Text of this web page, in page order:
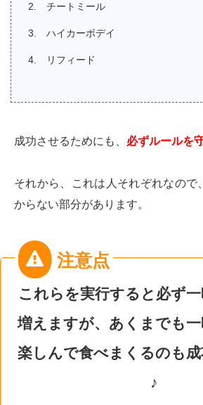
チートミール
ハイカーボデイ
リフィード
成功させるためにも、 必ずルールを
それから、これは人それぞれなので
からない部分があります。
これらを実行すると必ず
増えますが、あくまでも一
楽しんで食べまくるのも
♪